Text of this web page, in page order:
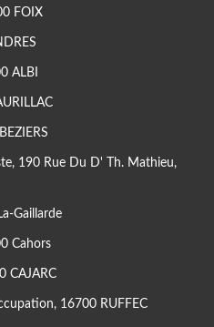
FOIX
ALBI
190 Rue Du D' Th. Mathieu,
Gaillarde
Cahors
CAJARC
16700 RUFFEC